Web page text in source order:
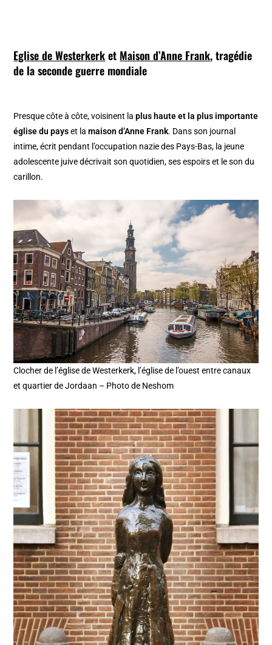
Eglise de Westerkerket Maison d’Anne Frank, tragédie
de la seconde guerre mondiale
Presque côte à côte, voisinent laplus haute et la plus importante
église du payset lamaison d’Anne Frank. Dans son journal
intime, écrit pendant l’occupation nazie des Pays-Bas, la jeune
adolescente juive décrivait son quotidien, ses espoirs et le son du
carillon.
Clocher de l’église de Westerkerk, l’église de l’ouest entre canaux
et quartier de Jordaan – Photo de Neshom